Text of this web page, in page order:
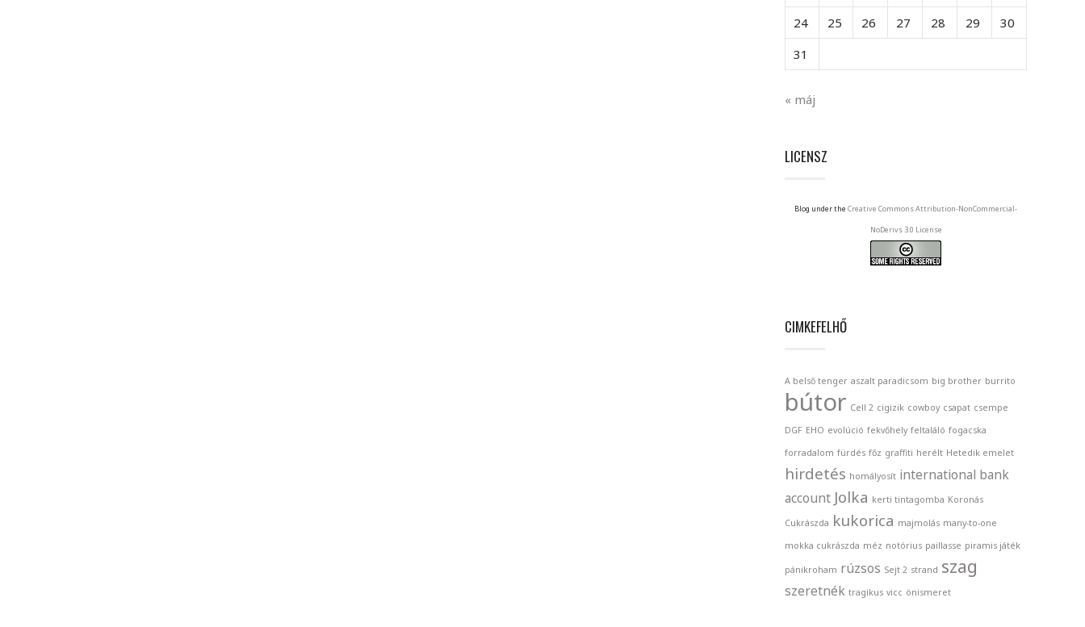
24
25 26 27 28 29
30
31
« máj
LICENSZ
Blog under the Creative Commons Attribution-NonCommercial-
NoDerivs 3.0 License
CIMKEFELHŐ
A belső tenger aszalt paradicsom big brother burrito
bútor Cell 2 cigizik cowboy csapat csempe
DGF EHO evolúció fekvőhely feltaláló fogacska
forradalom fürdés főz graffiti herélt Hetedik emelet
hirdetés homályosít international bank
account Jolka kerti tintagomba Koronás
Cukrászda kukorica majmolás many-to-one
mokka cukrászda méz notórius paillasse piramis játék
pánikroham rúzsos Sejt 2 strand szag
szeretnék tragikus vicc önismeret